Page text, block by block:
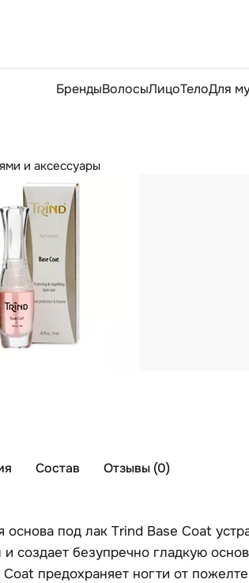
БрендыВолосыЛицоТелоДля
и аксессуары
Состав
Отзывы (0)
под лак Trind Base Coat
создает безупречно гладкую
предохраняет ногти от